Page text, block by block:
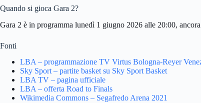
Quando si gioca Gara 2?
Gara 2 è in programma lunedì 1 giugno 2026 alle 20:00,
Fonti
LBA – programmazione TV Virtus Bologna-Reyer
Sky Sport – partite basket su Sky Sport Basket
LBA TV – pagina ufficiale
LBA – offerta Road to Finals
Wikimedia Commons – Segafredo Arena 2021